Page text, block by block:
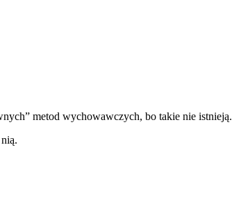
metod wychowawczych, bo takie nie istnieją.